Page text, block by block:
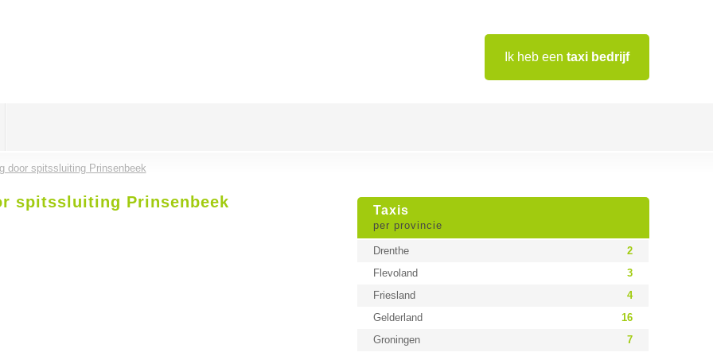
Ik heb een taxi bedrijf
door spitssluiting Prinsenbeek
Taxis
per provincie
Drenthe
2
Flevoland
3
Friesland
4
Gelderland
16
Groningen
7
spitssluiting Prinsenbeek